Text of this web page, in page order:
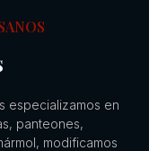
especializamos en
panteones,
modificamos